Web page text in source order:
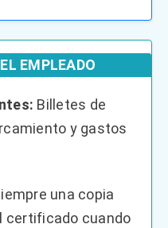
EMPLEADO
Billetes de
y gastos
una copia
certificado cuando